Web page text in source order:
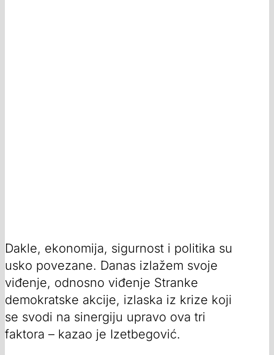
Dakle, ekonomija, sigurnost i politika su
usko povezane. Danas izlažem svoje
viđenje, odnosno viđenje Stranke
demokratske akcije, izlaska iz krize koji
se svodi na sinergiju upravo ova tri
faktora – kazao je Izetbegović.